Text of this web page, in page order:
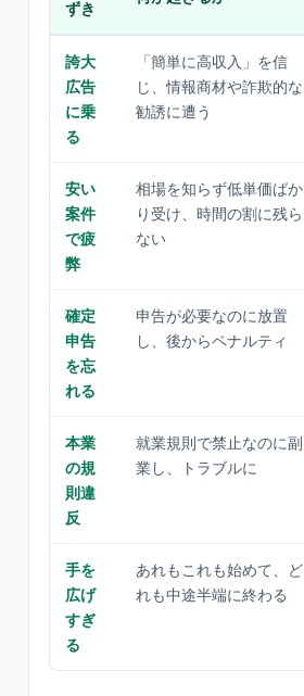
ずき
誇大
広告
に乗
る
「簡単に高収入」を信
じ、情報商材や詐欺的な
勧誘に遭う
安い
案件
で疲
弊
相場を知らず低単価ばか
り受け、時間の割に残ら
ない
確定
申告
を忘
れる
申告が必要なのに放置
し、後からペナルティ
本業
の規
則違
反
就業規則で禁止なのに副
業し、トラブルに
手を
広げ
すぎ
る
あれもこれも始めて、ど
れも中途半端に終わる